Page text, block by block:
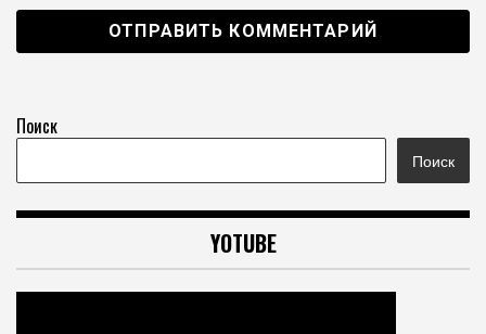
Поиск
Поиск
YOTUBE